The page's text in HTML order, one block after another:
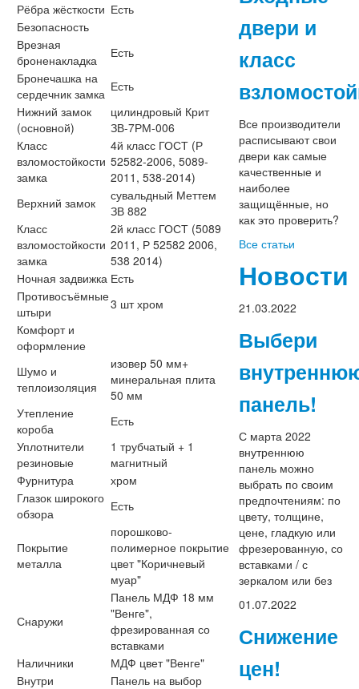
Рёбра жёсткости Есть
Безопасность
Врезная
броненакладка
Есть
Бронечашка на
сердечник замка Есть
Нижний замок
(основной)
цилиндровый Крит
ЗВ-7РМ-006
Класс
взломостойкости
замка
4й класс ГОСТ (Р
52582-2006, 5089-
2011, 538-2014)
Верхний замок
сувальдный Меттем
ЗВ 882
Класс
взломостойкости
замка
2й класс ГОСТ (5089
2011, Р 52582 2006,
538 2014)
Ночная задвижка Есть
Противосъёмные
штыри
3 шт хром
Комфорт и
оформление
Шумо и
теплоизоляция
изовер 50 мм+
минеральная плита
50 мм
Утепление
короба
Есть
Уплотнители
резиновые
1 трубчатый + 1
магнитный
Фурнитура
хром
Глазок широкого
обзора
Есть
Покрытие
металла
порошково-
полимерное покрытие
цвет "Коричневый
муар"
Снаружи
Панель МДФ 18 мм
"Венге",
фрезированная со
вставками
Наличники
МДФ цвет "Венге"
Внутри
Панель на выбор
двери и
класс
Все производители
расписывают свои
двери как самые
качественные и
наиболее
защищённые, но
как это проверить?
Все статьи
Новости
21.03.2022
Выбери
панель!
С марта 2022
внутреннюю
панель можно
выбрать по своим
предпочтениям: по
цвету, толщине,
цене, гладкую или
фрезерованную, со
вставками / с
зеркалом или без
01.07.2022
Снижение
цен!